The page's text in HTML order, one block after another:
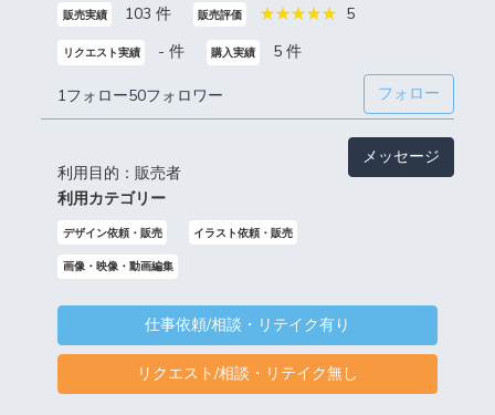
販売実績 103 件 販売評価 5
リクエスト実績 - 件 購入実績 5 件
1フォロー50フォロワー フォロー
利用目的：販売者
メッセージ
利用カテゴリー
デザイン依頼・販売 イラスト依頼・販売
画像・映像・動画編集
仕事依頼/相談・リテイク有り
リクエスト/相談・リテイク無し